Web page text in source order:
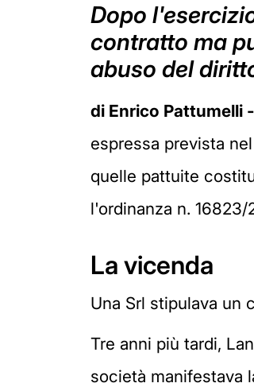
Dopo
contratto ma
abuso del
di Enrico Pattumelli -
espressa prevista
quelle pattuite
l'ordinanza n.
La vicenda
Una Srl stipulava un
Tre anni più tardi,
società manifestava